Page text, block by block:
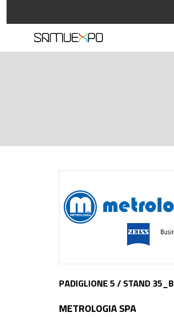
PADIGLIONE 5 / STAND 35_B
METROLOGIA SPA